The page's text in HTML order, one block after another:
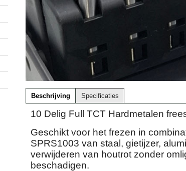
Beschrijving Specificaties
10 Delig Full TCT Hardmetalen
Geschikt voor het frezen in
SPRS1003 van staal, gietijzer,
verwijderen van houtrot zonder
beschadigen.